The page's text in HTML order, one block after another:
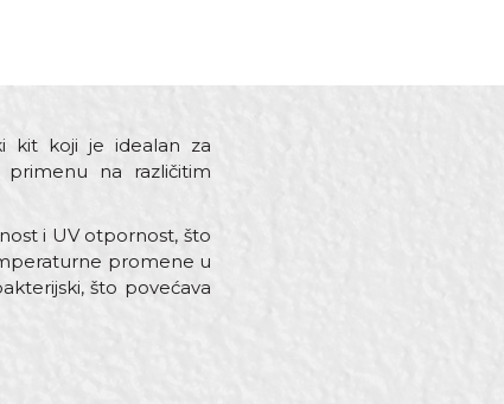
kit koji je idealan za
na različitim
i UV otpornost, što
promene u
što povećava